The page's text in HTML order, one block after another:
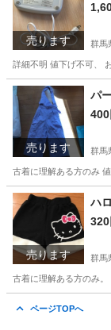
売ります 群馬
詳細不明 値下げ不可、
群馬 高崎市 高
売ります
パ
400
群馬
古着に理解ある方のみ
群馬 高崎市
売ります
ハ
320
群馬
古着に理解ある方のみ
ページTOPへ